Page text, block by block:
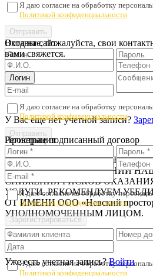
Я даю согласие на обработку
Политикой конфиденциальности
Оставьте, пожалуйста, свои
вами свяжется.
Я даю согласие на обработку
Политикой конфиденциальности
Вход на сайт
У Вас еще нет учетной записи?
Регистрация
Я даю согласие на обработку
Политикой конфиденциальности
Уже есть учетная запись?Войти
Проверьте подписанный договор
В ЦЕЛЯХ ПРЕДОТВРАЩЕНИЯ
ДЕЙСТВИЙ В ОТНОШЕНИИ
СНИЖЕНИЯ РИСКОВ
УСЛУГИ, РЕКОМЕНДУЕМ
ОТ ИМЕНИ ООО «Невский
УПОЛНОМОЧЕННЫМ ЛИЦОМ.
Я даю согласие на обработку
Политикой конфиденциальности